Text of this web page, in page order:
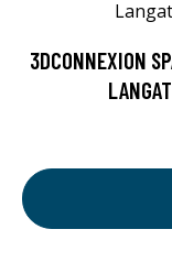
3DCONNEXION